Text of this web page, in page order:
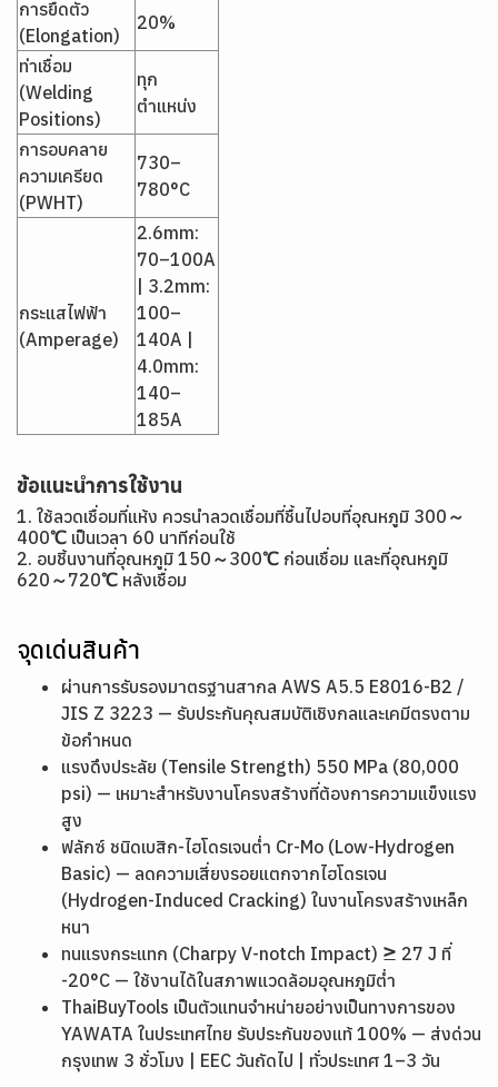
การยืดตัว
(Elongation)
20%
ท่าเชื่อม
(Welding
Positions)
ทุก
ตำแหน่ง
การอบคลาย
ความเครียด
(PWHT)
730–
780°C
กระแสไฟฟ้า
(Amperage)
2.6mm:
70–100A
| 3.2mm:
100–
140A |
4.0mm:
140–
185A
ข้อแนะนำการใช้งาน
1. ใช้ลวดเชื่อมที่แห้ง ควรนำลวดเชื่อมที่ชื้นไปอบที่อุณหภูมิ 300～
400℃ เป็นเวลา 60 นาทีก่อนใช้
2. อบชิ้นงานที่อุณหภูมิ 150～300℃ ก่อนเชื่อม และที่อุณหภูมิ
620～720℃ หลังเชื่อม
จุดเด่นสินค้า
ผ่านการรับรองมาตรฐานสากล AWS A5.5 E8016-B2 /
JIS Z 3223 — รับประกันคุณสมบัติเชิงกลและเคมีตรงตาม
ข้อกำหนด
แรงดึงประลัย (Tensile Strength) 550 MPa (80,000
psi) — เหมาะสำหรับงานโครงสร้างที่ต้องการความแข็งแรง
สูง
ฟลักซ์ ชนิดเบสิก-ไฮโดรเจนต่ำ Cr-Mo (Low-Hydrogen
Basic) — ลดความเสี่ยงรอยแตกจากไฮโดรเจน
(Hydrogen-Induced Cracking) ในงานโครงสร้างเหล็ก
หนา
ทนแรงกระแทก (Charpy V-notch Impact) ≥ 27 J ที่
-20°C — ใช้งานได้ในสภาพแวดล้อมอุณหภูมิต่ำ
ThaiBuyTools เป็นตัวแทนจำหน่ายอย่างเป็นทางการของ
YAWATA ในประเทศไทย รับประกันของแท้ 100% — ส่งด่วน
กรุงเทพ 3 ชั่วโมง | EEC วันถัดไป | ทั่วประเทศ 1–3 วัน